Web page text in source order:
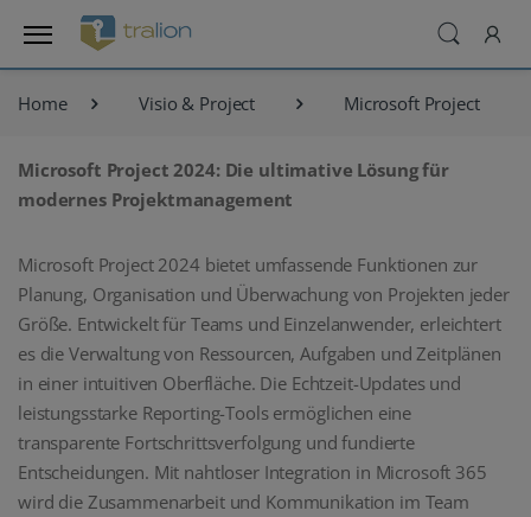
Home Visio & Project Microsoft Project
Microsoft Project 2024: Die ultimative Lösung für
modernes Projektmanagement
Microsoft Project 2024 bietet umfassende Funktionen zur
Planung, Organisation und Überwachung von Projekten jeder
Größe. Entwickelt für Teams und Einzelanwender, erleichtert
es die Verwaltung von Ressourcen, Aufgaben und Zeitplänen
in einer intuitiven Oberfläche. Die Echtzeit-Updates und
leistungsstarke Reporting-Tools ermöglichen eine
transparente Fortschrittsverfolgung und fundierte
Entscheidungen. Mit nahtloser Integration in Microsoft 365
wird die Zusammenarbeit und Kommunikation im Team